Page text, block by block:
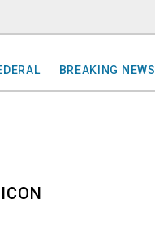
BREAKING NEWS